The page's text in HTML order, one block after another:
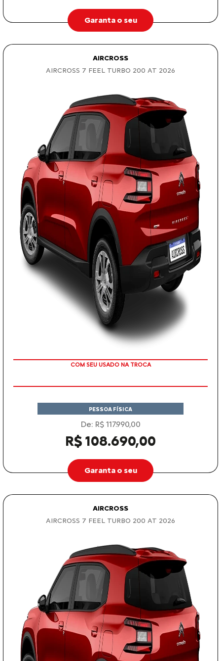
Garanta o seu
AIRCROSS
AIRCROSS 7 FEEL TURBO 200 AT 2026
TAXA ZERO EM 12X
PESSOA FÍSICA
De: R$ 117.990,00
R$ 108.690,00
Garanta o seu
AIRCROSS
AIRCROSS 7 FEEL TURBO 200 AT 2026